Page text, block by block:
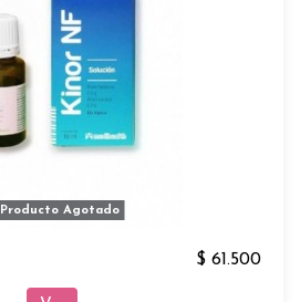
Producto Agotado
$ 61.500